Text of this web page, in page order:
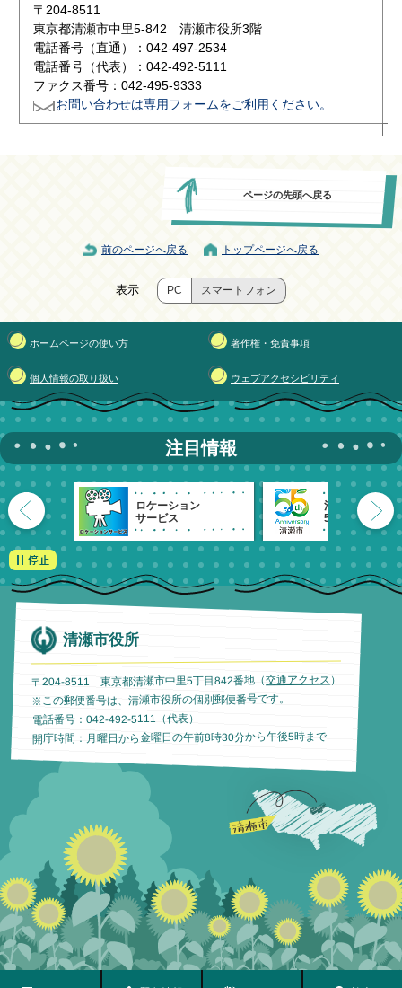
〒204-8511
東京都清瀬市中里5-842 清瀬市役所3階
電話番号（直通）：042-497-2534
電話番号（代表）：042-492-5111
ファクス番号：042-495-9333
お問い合わせは専用フォームをご利用ください。
ページの先頭へ戻る
前のページへ戻る トップページへ戻る
表示 PC スマートフォン
ホームページの使い方 著作権・免責事項
個人情報の取り扱い ウェブアクセシビリティ
注目情報
ロケーション
サービス
清瀬市
55周年記念
清瀬市役所
〒204-8511 東京都清瀬市中里5丁目842番地（交通アクセス ）
※この郵便番号は、清瀬市役所の個別郵便番号です。
電話番号：042-492-5111（代表）
開庁時間：月曜日から金曜日の午前8時30分から午後5時まで